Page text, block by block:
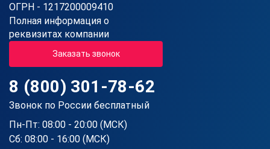
ОГРН - 1217200009410
Полная информация о
реквизитах компании
Заказать звонок
8 (800) 301-78-62
Звонок по России бесплатный
Пн-Пт: 08:00 - 20:00 (МСК)
Сб: 08:00 - 16:00 (МСК)